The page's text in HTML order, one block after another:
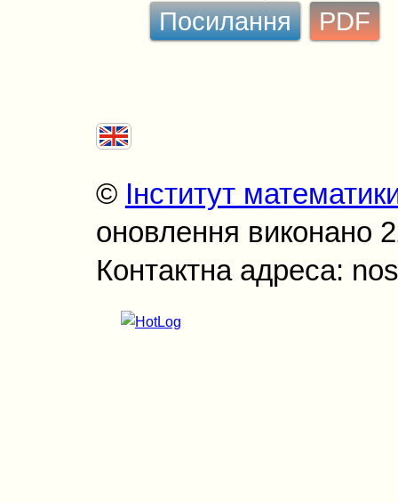
Посилання PDF
© Інститут
оновлення виконано
Контактна адреса: